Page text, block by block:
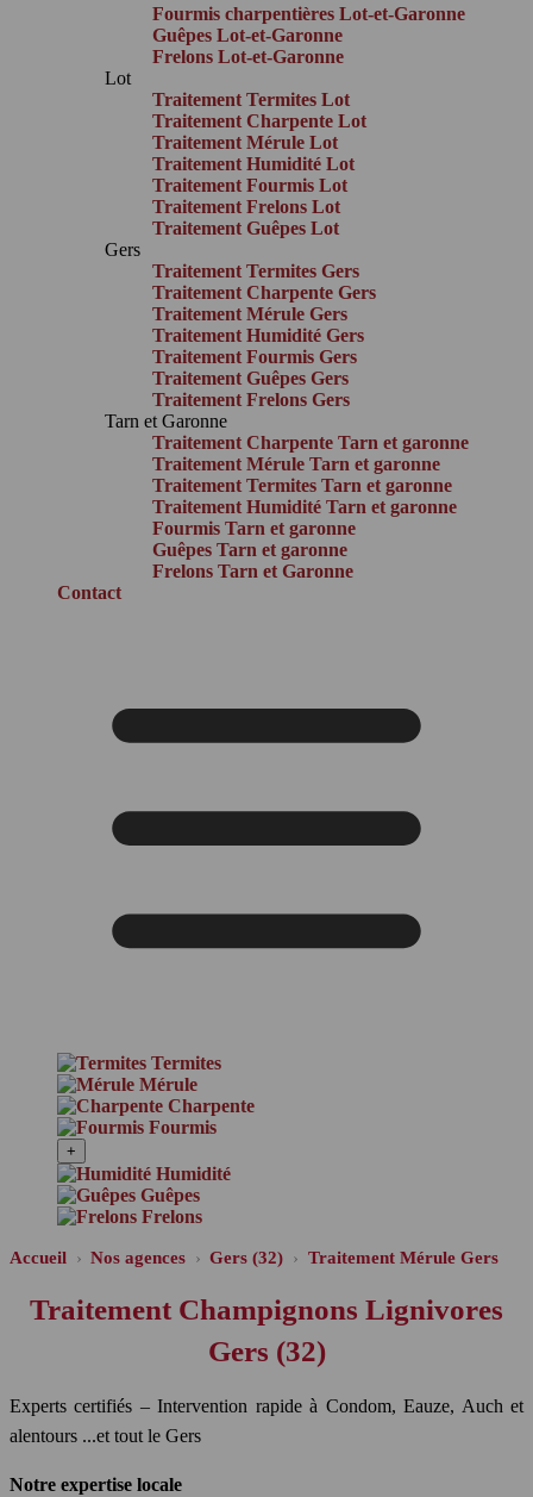
Fourmis charpentières Lot-et-Garonne
Guêpes Lot-et-Garonne
Frelons Lot-et-Garonne
Lot
Traitement Termites Lot
Traitement Charpente Lot
Traitement Mérule Lot
Traitement Humidité Lot
Traitement Fourmis Lot
Traitement Frelons Lot
Traitement Guêpes Lot
Gers
Traitement Termites Gers
Traitement Charpente Gers
Traitement Mérule Gers
Traitement Humidité Gers
Traitement Fourmis Gers
Traitement Guêpes Gers
Traitement Frelons Gers
Tarn et Garonne
Traitement Charpente Tarn et garonne
Traitement Mérule Tarn et garonne
Traitement Termites Tarn et garonne
Traitement Humidité Tarn et garonne
Fourmis Tarn et garonne
Guêpes Tarn et garonne
Frelons Tarn et Garonne
Contact
Termites
Mérule
Charpente
Fourmis
+
Humidité
Guêpes
Frelons
Accueil
Nos agences Gers (32) Traitement Mérule Gers
Traitement Champignons Lignivores
Gers (32)
Experts certifiés – Intervention rapide à Condom, Eauze, Auch et
alentours ...et tout le Gers
Notre expertise locale